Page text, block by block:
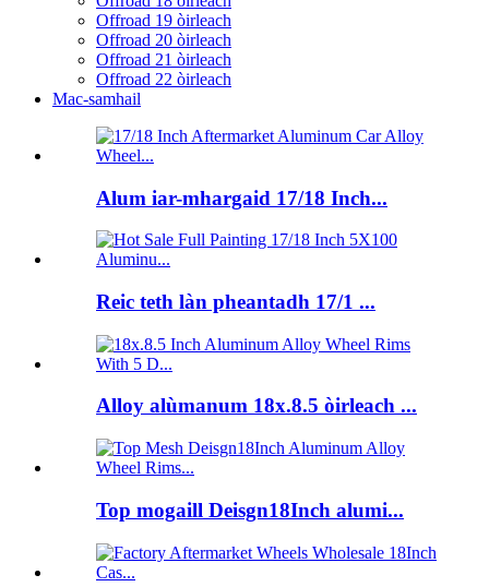
Offroad 19 òirleach
Offroad 20 òirleach
Offroad 21 òirleach
Offroad 22 òirleach
Mac-samhail
Alum iar-mhargaid 17/18 Inch...
Reic teth làn pheantadh 17/1 ...
Alloy alùmanum 18x.8.5 òirleach ...
Top mogaill Deisgn18Inch alumi...